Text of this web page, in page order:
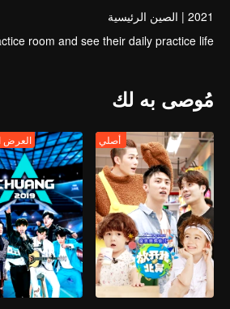
2021
| الصين الرئيسية
room and see their daily practice life.
مُوصى به لك
أصلي العرض